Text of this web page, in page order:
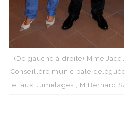
(De gauche à droite) Mme
Conseillère municipale
et aux Jumelages ; M Bernard